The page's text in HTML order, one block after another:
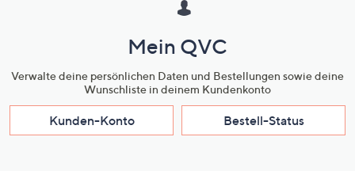
Mein QVC
Verwalte deine persönlichen Daten und Bestellungen sowie deine
Wunschliste in deinem Kundenkonto
Kunden-Konto Bestell-Status